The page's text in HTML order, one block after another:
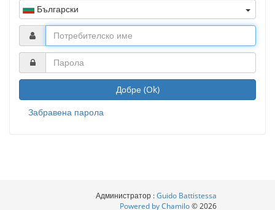
Български
Добре (Ok)
Забравена парола
Администратор :Guido Battistessa
Powered by Chamilo© 2026